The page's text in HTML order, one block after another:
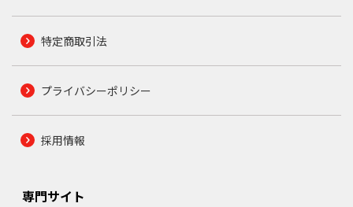
特定商取引法
プライバシーポリシー
採用情報
専門サイト